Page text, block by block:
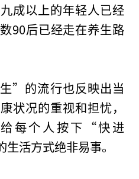
九成以上的年轻人已经
90后已经走在养生路
”的流行也反映出当
状况的重视和担忧，
每个人按下“快进
活方式绝非易事。